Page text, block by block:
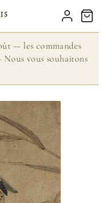
— les commandes
Nous vous souhaitons